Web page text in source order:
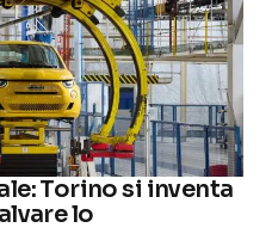
Torino si inventa
lo